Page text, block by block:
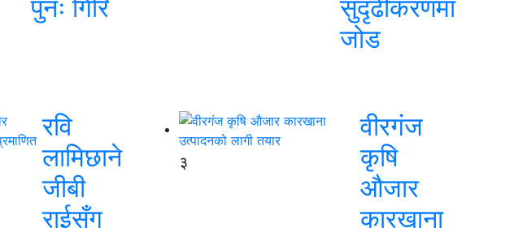
पुनः गिरि
सुदृढीकरणमा
जोड
रवि
लामिछाने
जीबी
राईसँग
३
वीरगंज
कृषि
औजार
कारखाना